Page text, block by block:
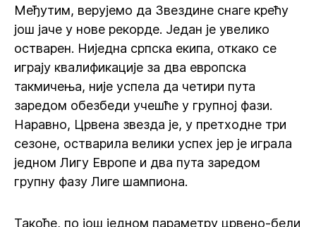
Међутим, верујемо да Звездине снаге крећу
још јаче у нове рекорде. Један је увелико
остварен. Ниједна српска екипа, откако се
играју квалификације за два европска
такмичења, није успела да четири пута
заредом обезбеди учешће у групној фази.
Наравно, Црвена звезда је, у претходне три
сезоне, остварила велики успех јер је играла
једном Лигу Европе и два пута заредом
групну фазу Лиге шампиона.
Такође, по још једном параметру црвено-бели